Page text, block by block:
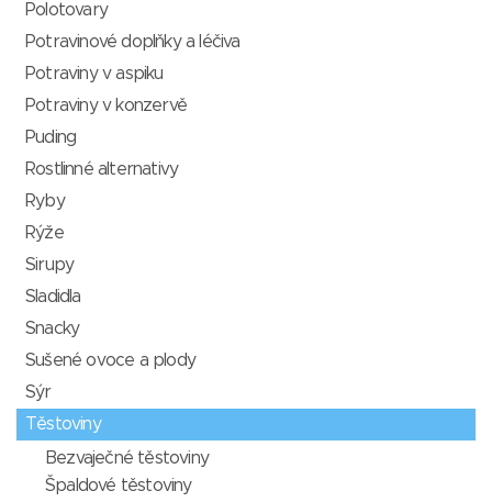
Polotovary
Potravinové doplňky a léčiva
Potraviny v aspiku
Potraviny v konzervě
Puding
Rostlinné alternativy
Ryby
Rýže
Sirupy
Sladidla
Snacky
Sušené ovoce a plody
Sýr
Těstoviny
Bezvaječné těstoviny
Špaldové těstoviny